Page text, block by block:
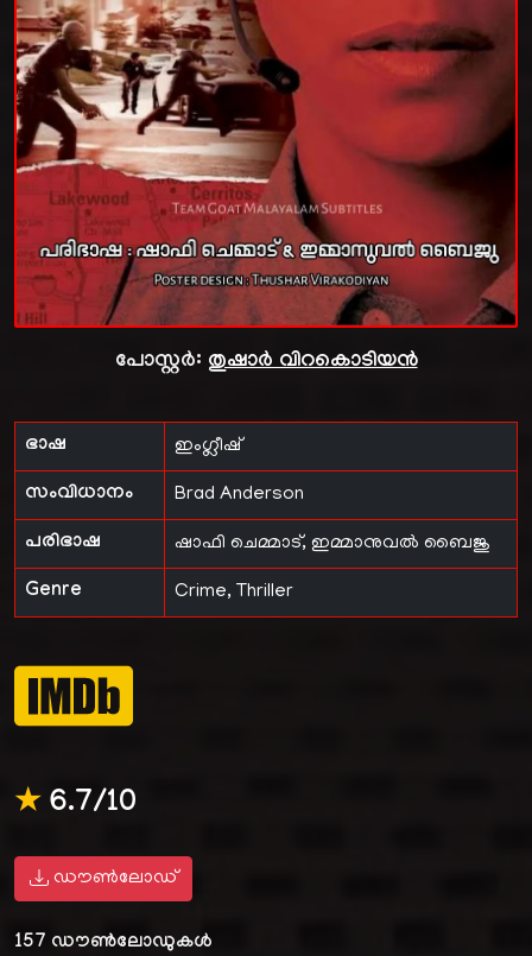
പോസ്റ്റർ: തുഷാർ വിറകൊടിയൻ
ഭാഷ ഇംഗ്ലീഷ്
സംവിധാനം Brad Anderson
പരിഭാഷ ഷാഫി ചെമ്മാട്, ഇമ്മാനുവൽ ബൈജു
Genre Crime, Thriller
★6.7/10
ഡൗൺലോഡ്
157 ഡൗൺലോഡുകൾ